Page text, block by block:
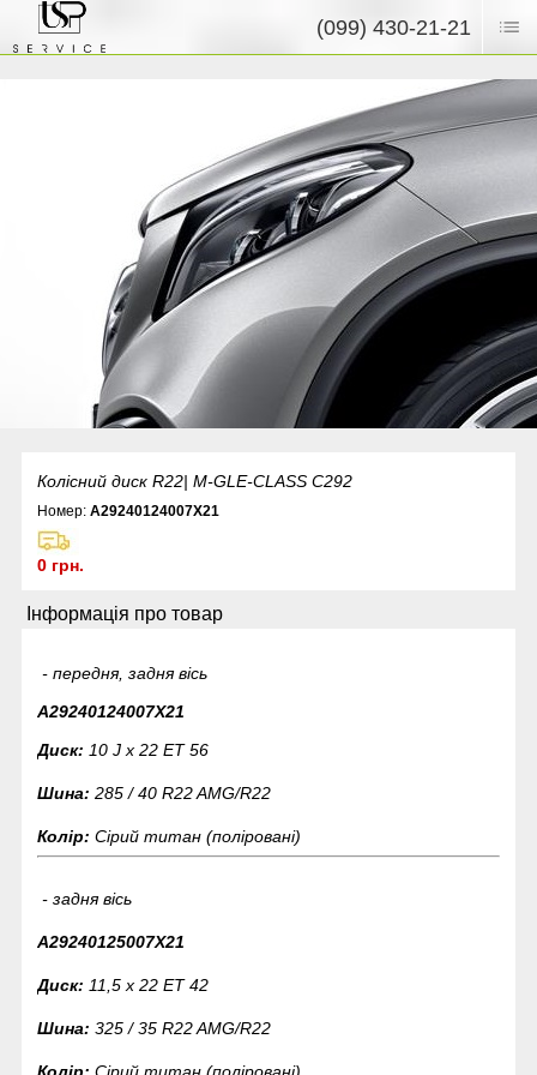
(099) 430-21-21
Колісний диск R22| M-GLE-CLASS C292
Номер:A29240124007X21
0 грн.
Інформація про товар
- передня, задня вісь
A29240124007X21
Диск: 10 J x 22 ET 56
Шина: 285 / 40 R22 AMG/R22
Колір:Сірий титан (поліровані)
- задня вісь
A29240125007X21
Диск: 11,5 x 22 ET 42
Шина: 325 / 35 R22 AMG/R22
Колір: Сірий титан (поліровані)